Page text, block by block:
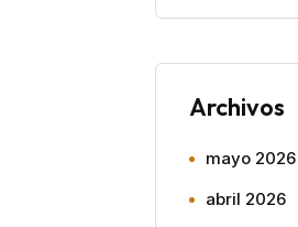
Archivos
mayo 2026
abril 2026